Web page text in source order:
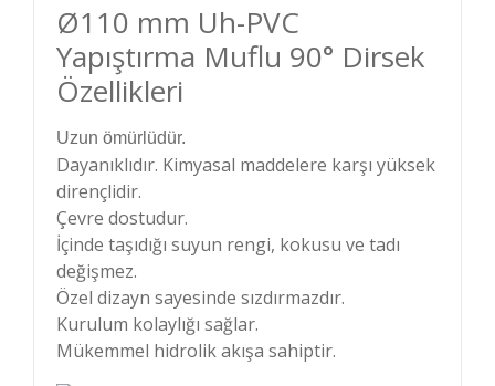
Ø110 mm Uh-PVC
Yapıştırma Muflu 90° Dirsek
Özellikleri
Uzun ömürlüdür.
Dayanıklıdır. Kimyasal maddelere karşı yüksek
dirençlidir.
Çevre dostudur.
İçinde taşıdığı suyun rengi, kokusu ve tadı
değişmez.
Özel dizayn sayesinde sızdırmazdır.
Kurulum kolaylığı sağlar.
Mükemmel hidrolik akışa sahiptir.